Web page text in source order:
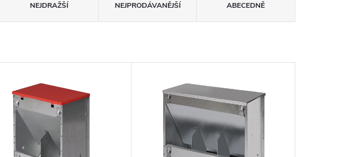
NEJDRAŽŠÍ NEJPRODÁVANĚJŠÍ ABECEDNĚ